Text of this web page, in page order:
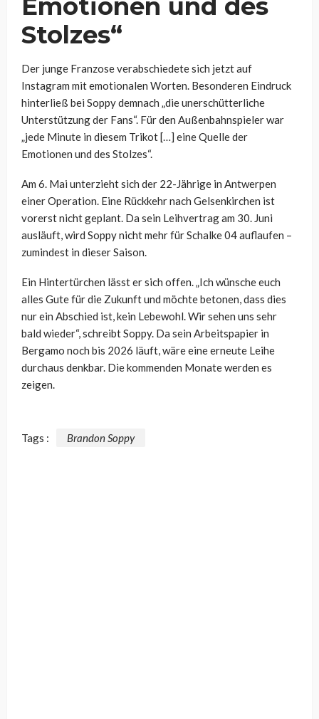
Emotionen und des
Stolzes“
Der junge Franzose verabschiedete sich jetzt auf
Instagram mit emotionalen Worten. Besonderen Eindruck
hinterließ bei Soppy demnach „die unerschütterliche
Unterstützung der Fans“. Für den Außenbahnspieler war
„jede Minute in diesem Trikot […] eine Quelle der
Emotionen und des Stolzes“.
Am 6. Mai unterzieht sich der 22-Jährige in Antwerpen
einer Operation. Eine Rückkehr nach Gelsenkirchen ist
vorerst nicht geplant. Da sein Leihvertrag am 30. Juni
ausläuft, wird Soppy nicht mehr für Schalke 04 auflaufen –
zumindest in dieser Saison.
Ein Hintertürchen lässt er sich offen. „Ich wünsche euch
alles Gute für die Zukunft und möchte betonen, dass dies
nur ein Abschied ist, kein Lebewohl. Wir sehen uns sehr
bald wieder“, schreibt Soppy. Da sein Arbeitspapier in
Bergamo noch bis 2026 läuft, wäre eine erneute Leihe
durchaus denkbar. Die kommenden Monate werden es
zeigen.
Tags : Brandon Soppy